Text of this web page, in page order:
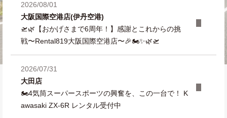
2026/08/01
大阪国際空港店(伊丹空港)
🛫🌿【おかげさまで6周年！】感謝とこれからの挑
戦〜Rental819大阪国際空港店〜🎉🏍️✨🌿🛫
2026/07/31
大田店
🏍️4気筒スーパースポーツの興奮を、この一台で！ K
awasaki ZX-6R レンタル受付中